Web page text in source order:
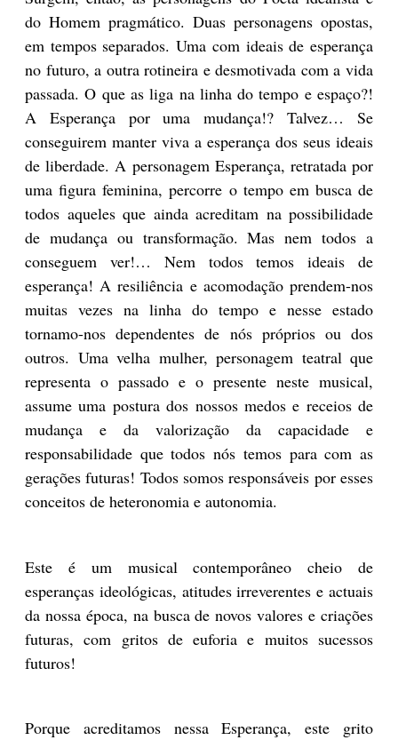
do Homem pragmático. Duas personagens opostas,
em tempos separados. Uma com ideais de esperança
no futuro, a outra rotineira e desmotivada com a vida
passada. O que as liga na linha do tempo e espaço?!
A Esperança por uma mudança!? Talvez… Se
conseguirem manter viva a esperança dos seus ideais
de liberdade. A personagem Esperança, retratada por
uma figura feminina, percorre o tempo em busca de
todos aqueles que ainda acreditam na possibilidade
de mudança ou transformação. Mas nem todos a
conseguem ver!… Nem todos temos ideais de
esperança! A resiliência e acomodação prendem-nos
muitas vezes na linha do tempo e nesse estado
tornamo-nos dependentes de nós próprios ou dos
outros. Uma velha mulher, personagem teatral que
representa o passado e o presente neste musical,
assume uma postura dos nossos medos e receios de
mudança e da valorização da capacidade e
responsabilidade que todos nós temos para com as
gerações futuras! Todos somos responsáveis por esses
conceitos de heteronomia e autonomia.
Este é um musical contemporâneo cheio de
esperanças ideológicas, atitudes irreverentes e actuais
da nossa época, na busca de novos valores e criações
futuras, com gritos de euforia e muitos sucessos
futuros!
Porque acreditamos nessa Esperança, este grito